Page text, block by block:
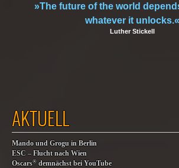
»The future of the world
whatever it unlocks.«
Luther Stickell
AKTUELL
Mando und Grogu in Berlin
ESC – Flucht nach Wien
Oscars® demnächst bei YouTube